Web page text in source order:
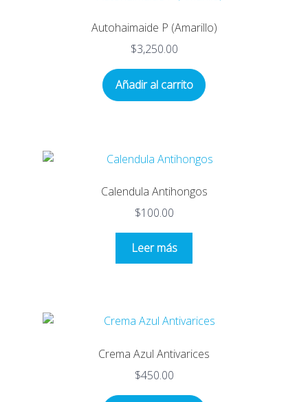
Autohaimaide P (Amarillo)
$3,250.00
Añadir al carrito
Calendula Antihongos
$100.00
Leer más
Crema Azul Antivarices
$450.00